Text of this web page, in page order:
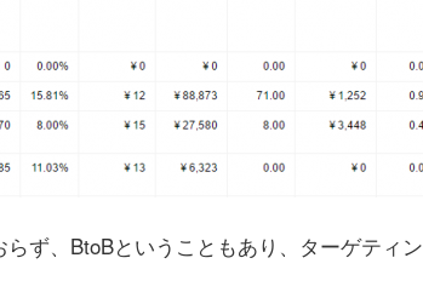
ず、BtoBということもあり、ターゲティ